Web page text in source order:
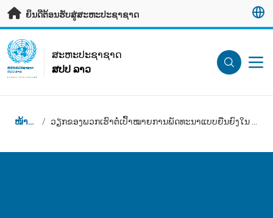
ຂ້າມຂໍ້ມູນຫຼັກ
ຍິນດີຕ້ອນຮັບສູ່ສະຫະປະຊາຊາດ
UN Logo
ສະ​ຫະ​ປະ​ຊາ​ຊາດ
ສປປ ລາວ
ສະ​ຫະ​ປະ​ຊາ​ຊາດ
ສປປ ລາວ
Breadcrumb
ໜ້າຫຼັກ /